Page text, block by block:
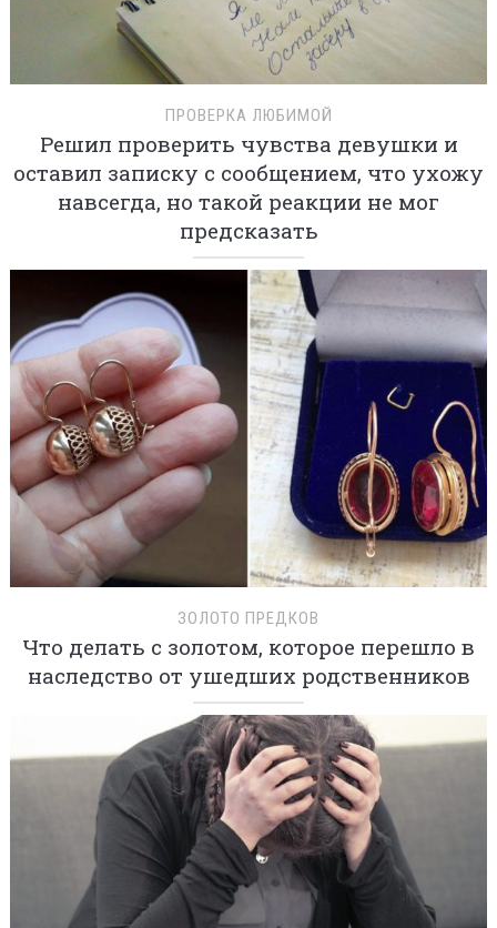
ПРОВЕРКА ЛЮБИМОЙ
Решил проверить чувства девушки и
оставил записку с сообщением, что ухожу
навсегда, но такой реакции не мог
предсказать
ЗОЛОТО ПРЕДКОВ
Что делать с золотом, которое перешло в
наследство от ушедших родственников